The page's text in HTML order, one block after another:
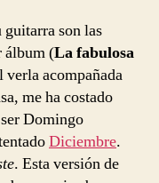
guitarra son las
álbum (La fabulosa
acompañada
me ha costado
Domingo
Diciembre.
. Esta versión de